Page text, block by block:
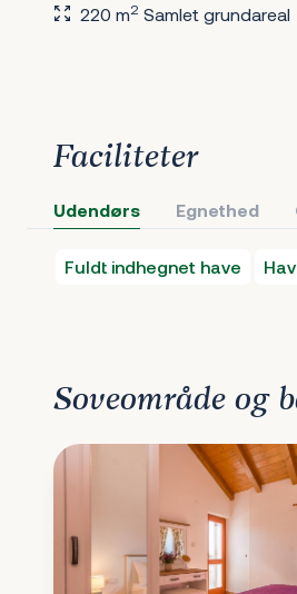
220 m2 Samlet grundareal
Faciliteter
Udendørs Egnethed
Fuldt indhegnet have
Soveområde og